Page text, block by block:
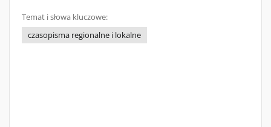
Temat i słowa kluczowe:
czasopisma regionalne i lokalne